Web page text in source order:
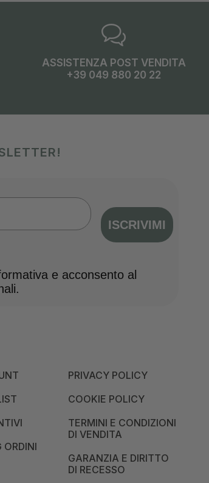
ASSISTENZA POST VENDITA
+39 049 880 20 22
ISCRIVIMI
e acconsento al
ORDINI
PRIVACY POLICY
COOKIE POLICY
TERMINI E CONDIZIONI
DI VENDITA
GARANZIA E DIRITTO
DI RECESSO